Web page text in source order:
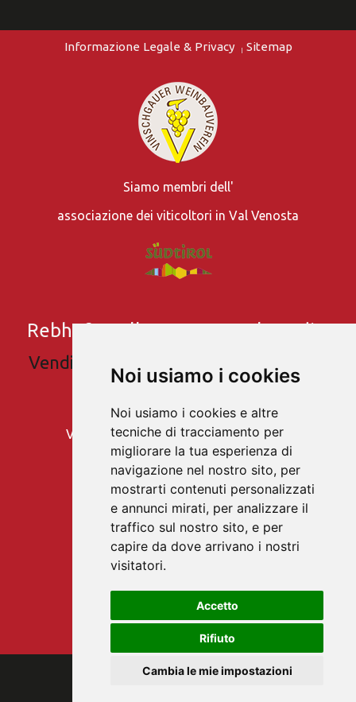
Noi usiamo i cookies
Noi usiamo i cookies e altre
tecniche di tracciamento per
migliorare la tua esperienza di
navigazione nel nostro sito, per
mostrarti contenuti personalizzati
e annunci mirati, per analizzare il
traffico sul nostro sito, e per
capire da dove arrivano i nostri
visitatori.
Accetto
Rifiuto
Cambia le mie impostazioni
Informazione Legale & Privacy Sitemap
Siamo membri dell'
associazione dei viticoltori in Val Venosta
Rebhof- Valle Venosta - Alto Adige
Vendita e degustazioni di vino bianco e
rosso
Famiglia Tratter
Via Romana23 - Castelbello - Alto Adige
Fam. Tratter Peter:
+39 347 3346518
Ufficio: Stefanie
+39 333 1749881
info@rebhof-vinschgau.com
Sa | 08:00-12:00
MwSt: IT03282860216